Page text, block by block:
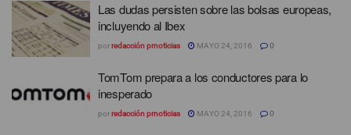
Las dudas persisten sobre las bolsas europeas,
incluyendo al Ibex
porredacción prnoticias MAYO 24, 2016 0
TomTom prepara a los conductores para lo
inesperado
porredacción prnoticias MAYO 24, 2016 0